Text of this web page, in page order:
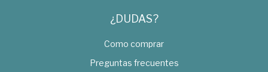
¿DUDAS?
Como comprar
Preguntas frecuentes